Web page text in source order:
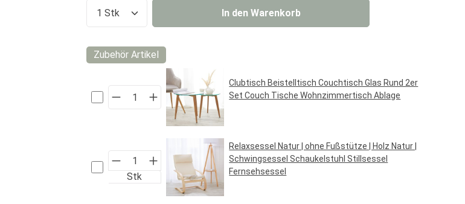
Produkt Anzahl: Gib den gewünschten Wert ein oder
In den Warenkorb
Zubehör Artikel
Clubtisch Beistelltisch Couchtisch Glas Rund 2er
Set Couch Tische Wohnzimmertisch Ablage
Stk
Relaxsessel Natur | ohne Fußstütze | Holz Natur |
Schwingsessel Schaukelstuhl Stillsessel
Fernsehsessel